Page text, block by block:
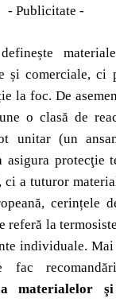
- Publicitate -
și comerciale, ci
la foc. De
o clasă de
unitar (un
asigura protecţie
a tuturor
cerințele
referă la
individuale.
fac
materialelor